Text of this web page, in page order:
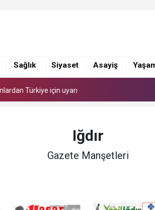
Sağlık Siyaset Asayiş
Türkiye için uyarı
ile görüştü
Türkiye için uyarı
Iğdır
Gazete Manşetleri